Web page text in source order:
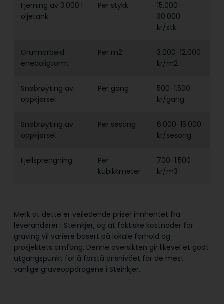
Fjerning av 3.000 l
oljetank
Per stykk
15.000-
30.000
kr/stk
Grunnarbeid
eneboligtomt
Per m2
3.000-12.000
kr/m2
Snøbrøyting av
oppkjørsel
Per gang
500-1.500
kr/gang
Snøbrøyting av
oppkjørsel
Per sesong
6.000-15.000
kr/sesong
Fjellsprengning
Per
kubikkmeter
700-1.500
kr/m3
Merk at dette er veiledende priser innhentet fra
leverandører i Steinkjer, og at faktiske kostnader for
graving vil variere basert på lokale forhold og
prosjektets omfang. Denne oversikten gir likevel et godt
utgangspunkt for å forstå prisnivået for de mest
vanlige graveoppdragene i Steinkjer.